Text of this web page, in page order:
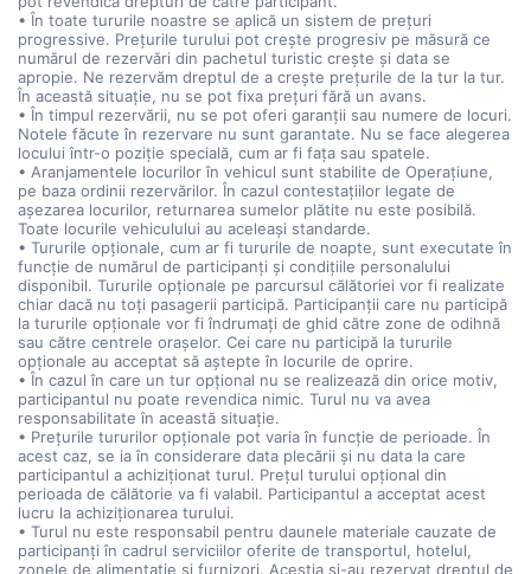
• În toate tururile noastre se aplică un sistem de prețuri
progressive. Prețurile turului pot crește progresiv pe măsură ce
numărul de rezervări din pachetul turistic crește și data se
apropie. Ne rezervăm dreptul de a crește prețurile de la tur la tur.
În această situație, nu se pot fixa prețuri fără un avans.
• În timpul rezervării, nu se pot oferi garanții sau numere de locuri.
Notele făcute în rezervare nu sunt garantate. Nu se face alegerea
locului într-o poziție specială, cum ar fi fața sau spatele.
• Aranjamentele locurilor în vehicul sunt stabilite de Operațiune,
pe baza ordinii rezervărilor. În cazul contestațiilor legate de
așezarea locurilor, returnarea sumelor plătite nu este posibilă.
Toate locurile vehiculului au aceleași standarde.
• Tururile opționale, cum ar fi tururile de noapte, sunt executate în
funcție de numărul de participanți și condițiile personalului
disponibil. Tururile opționale pe parcursul călătoriei vor fi realizate
chiar dacă nu toți pasagerii participă. Participanții care nu participă
la tururile opționale vor fi îndrumați de ghid către zone de odihnă
sau către centrele orașelor. Cei care nu participă la tururile
opționale au acceptat să aștepte în locurile de oprire.
• În cazul în care un tur opțional nu se realizează din orice motiv,
participantul nu poate revendica nimic. Turul nu va avea
responsabilitate în această situație.
• Prețurile tururilor opționale pot varia în funcție de perioade. În
acest caz, se ia în considerare data plecării și nu data la care
participantul a achiziționat turul. Prețul turului opțional din
perioada de călătorie va fi valabil. Participantul a acceptat acest
lucru la achiziționarea turului.
• Turul nu este responsabil pentru daunele materiale cauzate de
participanți în cadrul serviciilor oferite de transportul, hotelul,
zonele de alimentație și furnizori. Aceștia și-au rezervat dreptul de